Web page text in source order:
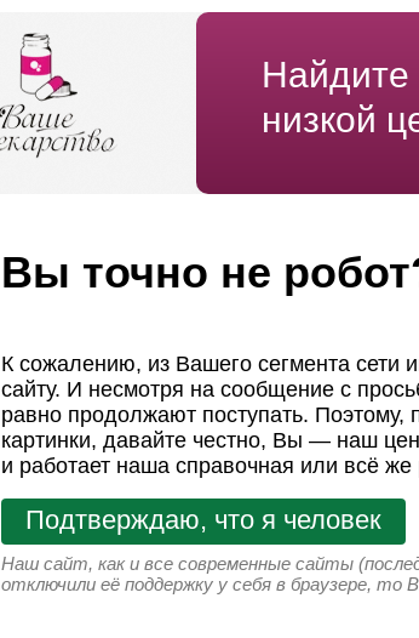
Найдите
низкой
Вы точно не
К сожалению, из Вашего сегмента сети
сайту. И несмотря на сообщение с
равно продолжают поступать.
картинки, давайте честно, Вы — наш
и работает наша справочная или всё
Подтверждаю, что я человек
Наш сайт, как и все современные сайты
отключили её поддержку у себя в браузере,